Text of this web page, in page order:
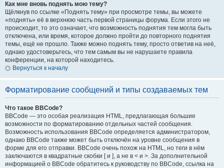
Как мне вновь поднять мою тему?
Щёлкнув по ссылке «Поднять тему» при просмотре темы, вы можете
«поднять» её в верхнюю часть первой страницы форума. Если этого не
происходит, то это означает, что возможность поднятия тем могла быть
отключена, или время, которое должно пройти до повторного поднятия
темы, ещё не прошло. Также можно поднять тему, просто ответив на неё,
однако удостоверьтесь, что тем самым вы не нарушаете правила
конференции, на которой находитесь.
Вернуться к началу
Форматирование сообщений и типы создаваемых тем
Что такое BBCode?
BBCode — это особая реализация HTML, предлагающая большие
возможности по форматированию отдельных частей сообщения.
Возможность использования BBCode определяется администратором,
однако BBCode также может быть отключён на уровне сообщения в
форме для его отправки. BBCode очень похож на HTML, но теги в нём
заключаются в квадратные скобки [ и ], а не в < и >. За дополнительной
информацией о BBCode обратитесь к руководству по BBCode, ссылка на